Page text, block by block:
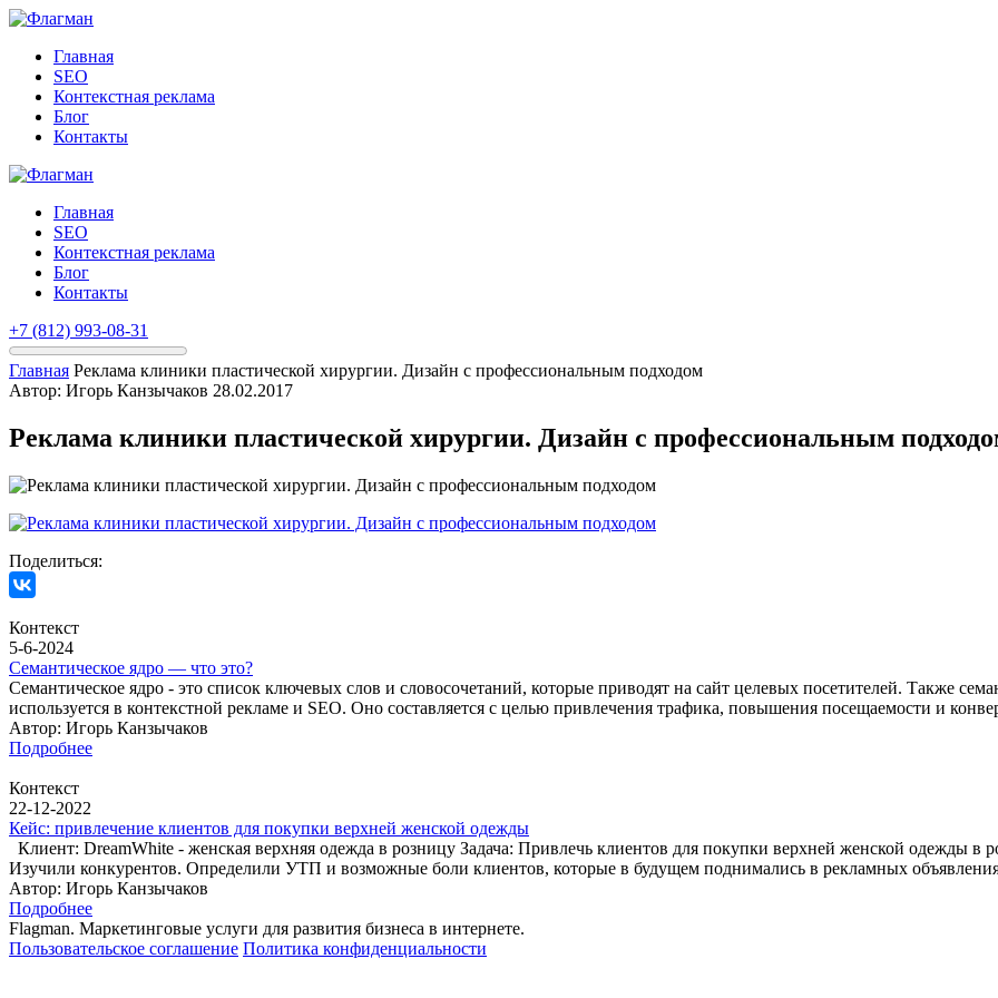
Главная
SEO
Контекстная реклама
Блог
Контакты
Главная
SEO
Контекстная реклама
Блог
Контакты
+7 (812) 993-08-31
Главная Реклама клиники пластической хирургии. Дизайн с профессиональным подходом
Автор: Игорь Канзычаков 28.02.2017
Реклама клиники пластической хирургии. Дизайн с профессиональным
Поделиться:
Контекст
5-6-2024
Семантическое ядро — что это?
Семантическое ядро - это список ключевых слов и словосочетаний, которые приводят на сайт целевых посетителей. Также
используется в контекстной рекламе и SEO. Оно составляется с целью привлечения трафика, повышения посещаемости и
Автор: Игорь Канзычаков
Подробнее
Контекст
22-12-2022
Кейс: привлечение клиентов для покупки верхней женской одежды
Клиент: DreamWhite - женская верхняя одежда в розницу Задача: Привлечь клиентов для покупки верхней женской одежды
Изучили конкурентов. Определили УТП и возможные боли клиентов, которые в будущем поднимались в рекламных
Автор: Игорь Канзычаков
Подробнее
Flagman. Маркетинговые услуги для развития бизнеса в интернете.
Пользовательское соглашение Политика конфиденциальности